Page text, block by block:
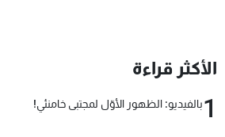
الأكثر قراءة
1بالفيديو: الظهور الأوّل لمجتبى خامنئي!